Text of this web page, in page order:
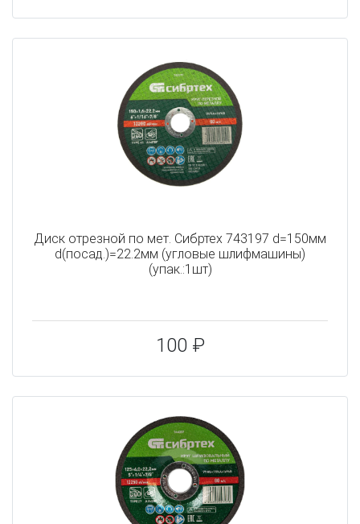
Диск отрезной по мет. Сибртех 743197 d=150мм
d(посад.)=22.2мм (угловые шлифмашины)
(упак.:1шт)
100 ₽